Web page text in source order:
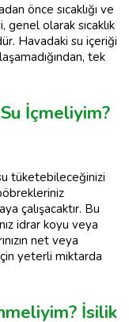
önce sıcaklığı ve
genel olarak sıcaklık
Havadaki su içeriği
tek
İçmeliyim?
tüketebileceğinizi
çalışacaktır. Bu
idrar koyu veya
net veya
yeterli miktarda
İsilik